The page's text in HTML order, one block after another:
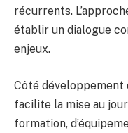
récurrents.
établir un dialogue
enjeux.
Côté
facilite la mise au
formation,